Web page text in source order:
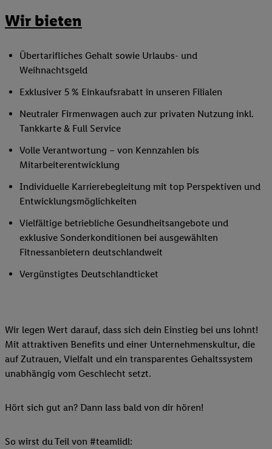
Wir bieten
Übertarifliches Gehalt sowie Urlaubs- und
Weihnachtsgeld
Exklusiver 5 % Einkaufsrabatt in unseren Filialen
Neutraler Firmenwagen auch zur privaten Nutzung inkl.
Tankkarte & Full Service
Volle Verantwortung – von Kennzahlen bis
Mitarbeiterentwicklung
Individuelle Karrierebegleitung mit top Perspektiven und
Entwicklungsmöglichkeiten
Vielfältige betriebliche Gesundheitsangebote und
exklusive Sonderkonditionen bei ausgewählten
Fitnessanbietern deutschlandweit
Vergünstigtes Deutschlandticket
Wir legen Wert darauf, dass sich dein Einstieg bei uns lohnt!
Mit attraktiven Benefits und einer Unternehmenskultur, die
auf Zutrauen, Vielfalt und ein transparentes Gehaltssystem
unabhängig vom Geschlecht setzt.
Hört sich gut an? Dann lass bald von dir hören!
So wirst du Teil von #teamlidl: